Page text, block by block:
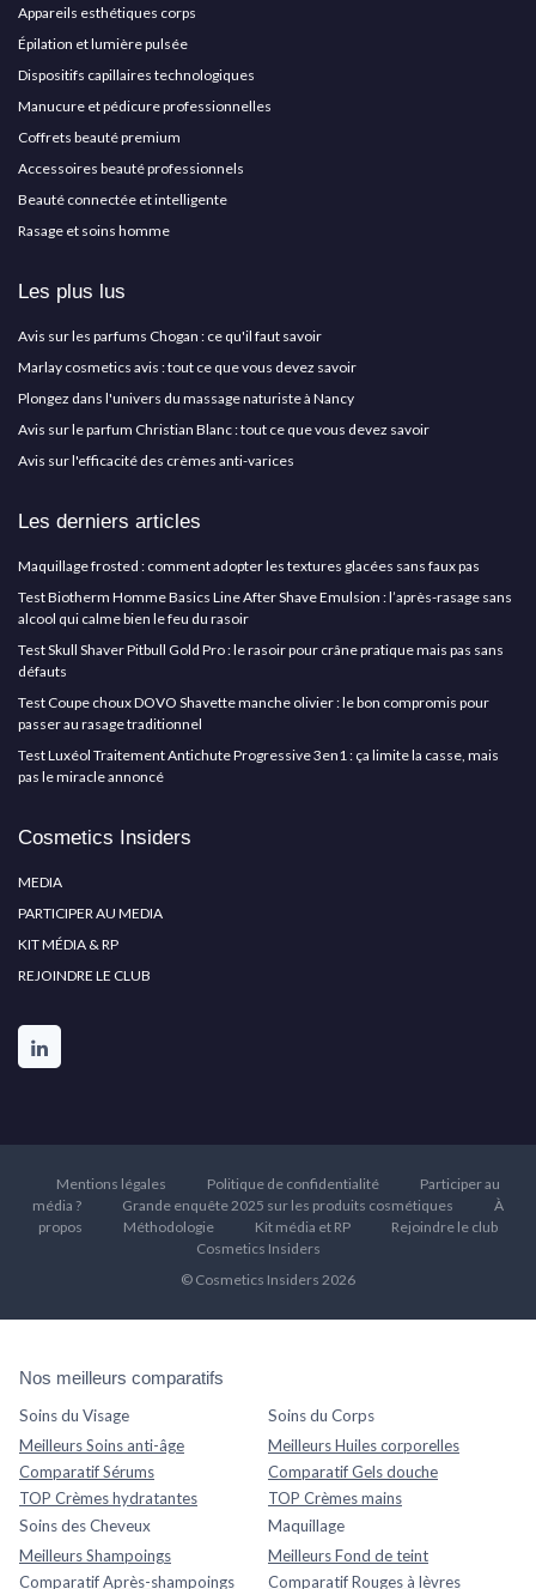
Appareils esthétiques corps
Épilation et lumière pulsée
Dispositifs capillaires technologiques
Manucure et pédicure professionnelles
Coffrets beauté premium
Accessoires beauté professionnels
Beauté connectée et intelligente
Rasage et soins homme
Les plus lus
Avis sur les parfums Chogan : ce qu'il faut savoir
Marlay cosmetics avis : tout ce que vous devez savoir
Plongez dans l'univers du massage naturiste à Nancy
Avis sur le parfum Christian Blanc : tout ce que vous devez savoir
Avis sur l'efficacité des crèmes anti-varices
Les derniers articles
Maquillage frosted : comment adopter les textures glacées sans faux pas
Test Biotherm Homme Basics Line After Shave Emulsion : l’après-rasage sans
alcool qui calme bien le feu du rasoir
Test Skull Shaver Pitbull Gold Pro : le rasoir pour crâne pratique mais pas sans
défauts
Test Coupe choux DOVO Shavette manche olivier : le bon compromis pour
passer au rasage traditionnel
Test Luxéol Traitement Antichute Progressive 3en1 : ça limite la casse, mais
pas le miracle annoncé
Cosmetics Insiders
MEDIA
PARTICIPER AU MEDIA
KIT MÉDIA & RP
REJOINDRE LE CLUB
Mentions légales Politique de confidentialité
Participer au
média ?
Grande enquête 2025 sur les produits cosmétiques
À
propos
Méthodologie Kit média et RP
Rejoindre le club
Cosmetics Insiders
© Cosmetics Insiders 2026
Nos meilleurs comparatifs
Soins du Visage
Meilleurs Soins anti-âge
Comparatif Sérums
TOP Crèmes hydratantes
Soins du Corps
Meilleurs Huiles corporelles
Comparatif Gels douche
TOP Crèmes mains
Soins des Cheveux
Meilleurs Shampoings
Comparatif Après-shampoings
Maquillage
Meilleurs Fond de teint
Comparatif Rouges à lèvres